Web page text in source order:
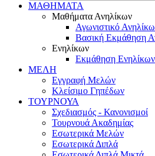
ΜΑΘΗΜΑΤΑ
Μαθήματα Ανηλίκων
Αγωνιστικό
Βασική Εκμάθηση
Ενηλίκων
Εκμάθηση Ενηλίκων
ΜΕΛΗ
Εγγραφή Μελών
Κλείσιμο Γηπέδων
ΤΟΥΡΝΟΥΑ
Σχεδιασμός - Κανονισμοί
Τουρνουά Ακαδημίας
Εσωτερικά Μελών
Εσωτερικά Διπλά